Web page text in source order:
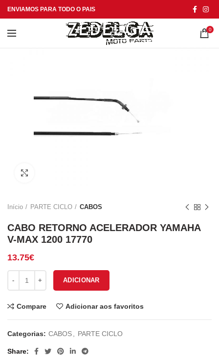
ENVIAMOS PARA TODO O PAIS
0
Início PARTE CICLO CABOS
CABO RETORNO ACELERADOR YAMAHA
V-MAX 1200 17770
13.75€
Quantidade de CABO RETORNO ACELERADOR YAMAHA V-MAX
ADICIONAR
Compare Adicionar aos favoritos
Categorias: CABOS PARTE CICLO
Share